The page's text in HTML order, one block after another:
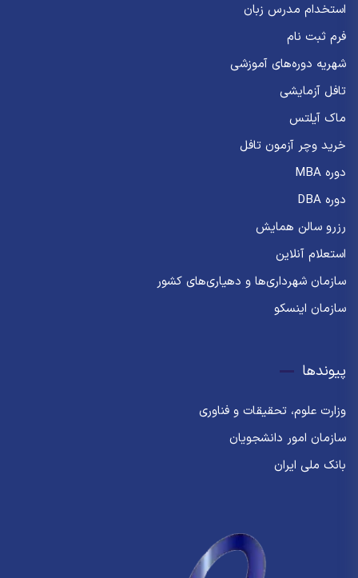
استخدام مدرس زبان
فرم ثبت نام
شهریه دوره‌های آموزشی
تافل آزمایشی
ماک آیلتس
خرید وچر آزمون تافل
دوره MBA
دوره DBA
رزرو سالن همایش
استعلام آنلاین
سازمان شهرداری‌ها و دهیاری‌های کشور
سازمان اینسکو
پیوندها
وزارت علوم، تحقیقات و فناوری
سازمان امور دانشجویان
بانک ملی ایران